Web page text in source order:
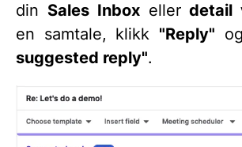
din Sales Inboxellerdetail
en samtale, klikk "Reply"
suggested reply".